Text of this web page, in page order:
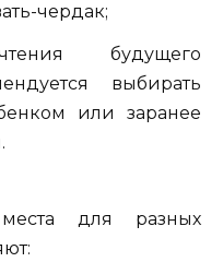
чердак;
будущего
выбирать
или заранее
для разных